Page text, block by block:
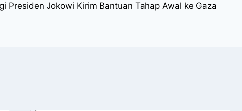
Presiden Jokowi Kirim Bantuan Tahap Awal ke Gaza